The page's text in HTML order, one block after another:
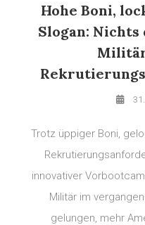
Hohe Boni,
Slogan:
Trotz üppiger Boni,
innovativer
Militär im
gelungen, mehr